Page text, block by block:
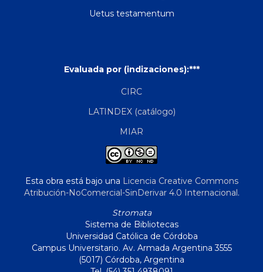
Uetus testamentum
Evaluada por (indizaciones):***
CIRC
LATINDEX (catálogo)
MIAR
Esta obra está bajo una Licencia Creative Commons
Atribución-NoComercial-SinDerivar 4.0 Internacional.
Stromata
Sistema de Bibliotecas
Universidad Católica de Córdoba
Campus Universitario. Av. Armada Argentina 3555
(5017) Córdoba, Argentina